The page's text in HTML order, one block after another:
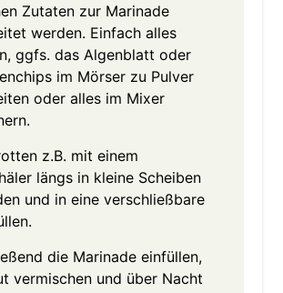
Zutaten zur Marinade
werden. Einfach alles
ggfs. das Algenblatt oder
im Mörser zu Pulver
oder alles im Mixer
z.B. mit einem
längs in kleine Scheiben
und in eine verschließbare
die Marinade einfüllen,
vermischen und über Nacht